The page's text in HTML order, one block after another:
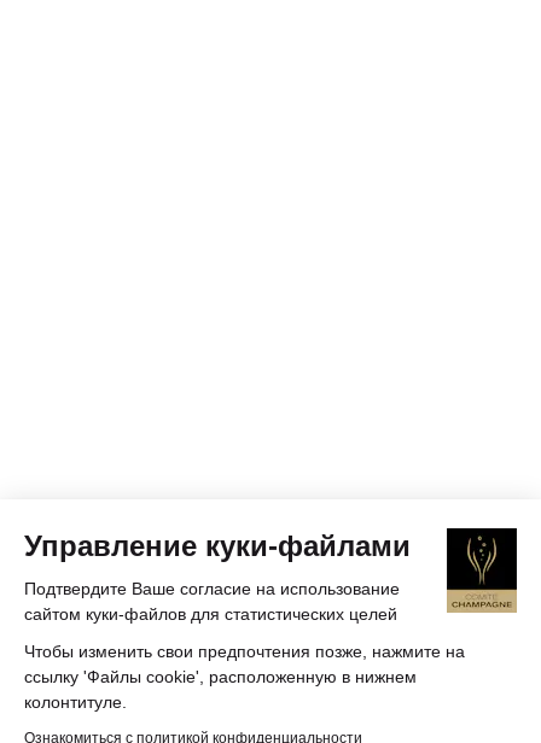
Управление куки-файлами
Подтвердите Ваше согласие на использование
сайтом куки-файлов для статистических целей
Чтобы изменить свои предпочтения позже, нажмите на
ссылку 'Файлы cookie', расположенную в нижнем
колонтитуле.
Ознакомиться с политикой конфиденциальности